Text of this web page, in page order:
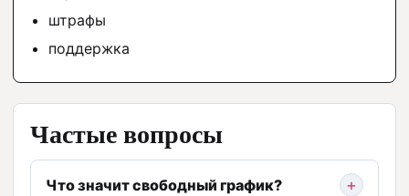
штрафы
поддержка
Частые вопросы
Что значит свободный график?